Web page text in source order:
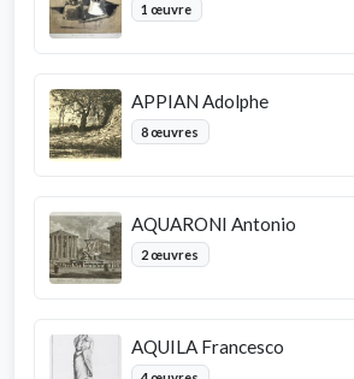
1 œuvre
APPIAN Adolphe
8 œuvres
AQUARONI Antonio
2 œuvres
AQUILA Francesco